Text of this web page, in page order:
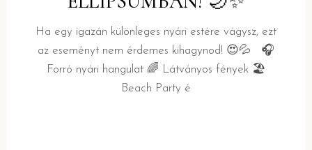
Ha egy igazán különleges nyári estére vágysz, ezt
az eseményt nem érdemes kihagynod! 😍💦 🎧
Forró nyári hangulat 🌈 Látványos fények 🏖️
Beach Party é